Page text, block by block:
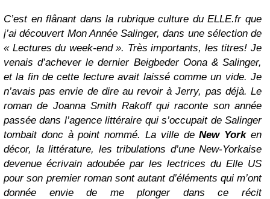
C’est en flânant dans la rubrique culture du ELLE.fr que
j’ai découvert Mon Année Salinger, dans une sélection de
« Lectures du week-end ». Très importants, les titres! Je
venais d’achever le dernier Beigbeder Oona & Salinger,
et la fin de cette lecture avait laissé comme un vide. Je
n’avais pas envie de dire au revoir à Jerry, pas déjà. Le
roman de Joanna Smith Rakoff qui raconte son année
passée dans l’agence littéraire qui s’occupait de Salinger
tombait donc à point nommé. La ville deNew Yorken
décor, la littérature, les tribulations d’une New-Yorkaise
devenue écrivain adoubée par les lectrices du Elle US
pour son premier roman sont autant d’éléments qui m’ont
donnée envie de me plonger dans ce récit